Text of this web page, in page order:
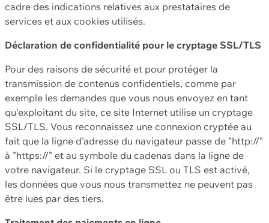
cadre des indications relatives aux prestataires de
services et aux cookies utilisés.
Déclaration de confidentialité pour le cryptage SSL/TLS
Pour des raisons de sécurité et pour protéger la
transmission de contenus confidentiels, comme par
exemple les demandes que vous nous envoyez en tant
qu'exploitant du site, ce site Internet utilise un cryptage
SSL/TLS. Vous reconnaissez une connexion cryptée au
fait que la ligne d'adresse du navigateur passe de "http://"
à "https://" et au symbole du cadenas dans la ligne de
votre navigateur. Si le cryptage SSL ou TLS est activé,
les données que vous nous transmettez ne peuvent pas
être lues par des tiers.